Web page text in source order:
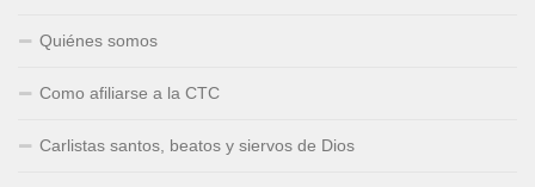
Quiénes somos
Como afiliarse a la CTC
Carlistas santos, beatos y siervos de Dios